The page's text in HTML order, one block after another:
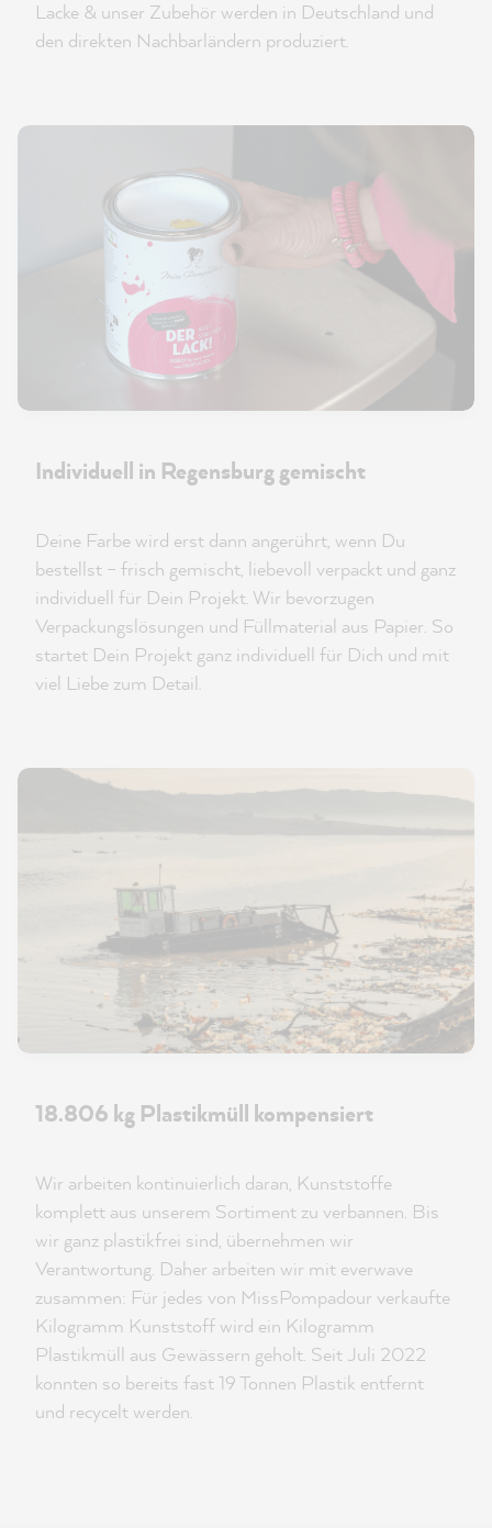
Lacke & unser Zubehör werden in Deutschland und
den direkten Nachbarländern produziert.
Individuell in Regensburg gemischt
Deine Farbe wird erst dann angerührt, wenn Du
bestellst – frisch gemischt, liebevoll verpackt und ganz
individuell für Dein Projekt. Wir bevorzugen
Verpackungslösungen und Füllmaterial aus Papier. So
startet Dein Projekt ganz individuell für Dich und mit
viel Liebe zum Detail.
18.806 kg Plastikmüll kompensiert
Wir arbeiten kontinuierlich daran, Kunststoffe
komplett aus unserem Sortiment zu verbannen. Bis
wir ganz plastikfrei sind, übernehmen wir
Verantwortung. Daher arbeiten wir mit everwave
zusammen: Für jedes von MissPompadour verkaufte
Kilogramm Kunststoff wird ein Kilogramm
Plastikmüll aus Gewässern geholt. Seit Juli 2022
konnten so bereits fast 19 Tonnen Plastik entfernt
und recycelt werden.